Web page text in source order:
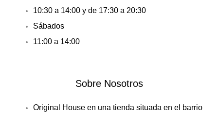
10:30 a 14:00 y de 17:30 a 20:30
Sábados
11:00 a 14:00
Sobre Nosotros
Original House en una tienda situada en el barrio